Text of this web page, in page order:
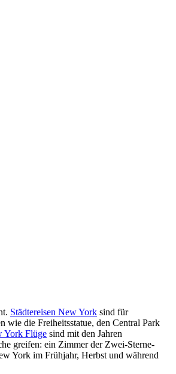
Städtereisen New York sind für
wie die Freiheitsstatue, den Central Park
York Flüge sind mit den Jahren
greifen: ein Zimmer der Zwei-Sterne-
York im Frühjahr, Herbst und während